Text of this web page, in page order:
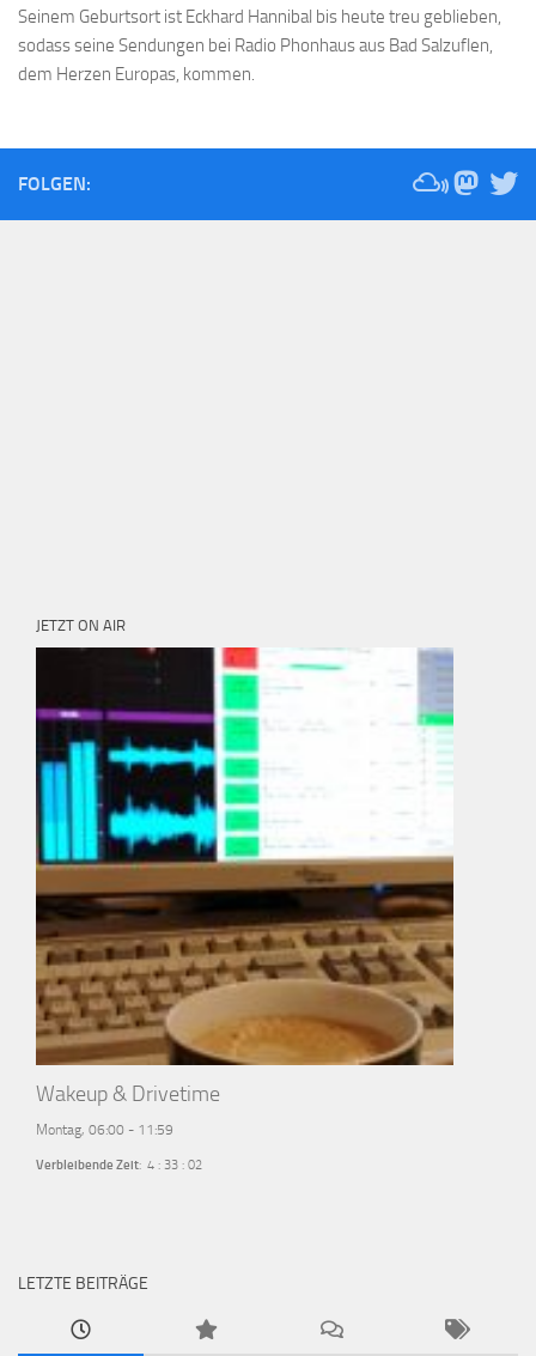
Seinem Geburtsort ist Eckhard Hannibal bis heute treu geblieben,
sodass seine Sendungen bei Radio Phonhaus aus Bad Salzuflen,
dem Herzen Europas, kommen.
FOLGEN:
JETZT ON AIR
Wakeup & Drivetime
Montag, 06:00 - 11:59
Verbleibende Zeit: 4 : 33 : 01
LETZTE BEITRÄGE